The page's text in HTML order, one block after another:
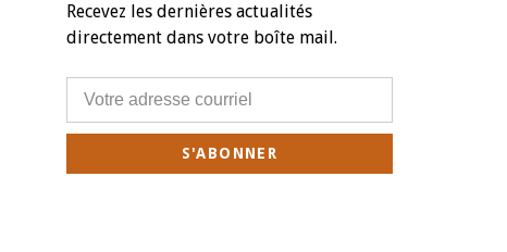
Recevez les dernières actualités
directement dans votre boîte mail.
S'ABONNER